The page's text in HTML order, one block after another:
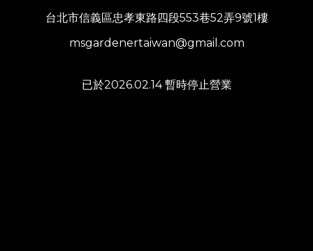
台北市信義區忠孝東路四段553巷52弄9號1樓
msgardenertaiwan@gmail.com
已於2026.02.14 暫時停止營業